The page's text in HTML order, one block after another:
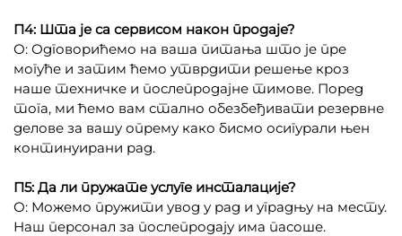
П4: Шта је са сервисом након продаје?
О: Одговорићемо на ваша питања што је пре
могуће и затим ћемо утврдити решење кроз
наше техничке и послепродајне тимове. Поред
тога, ми ћемо вам стално обезбеђивати резервне
делове за вашу опрему како бисмо осигурали њен
континуирани рад.
П5: Да ли пружате услуге инсталације?
О: Можемо пружити увод у рад и уградњу на месту.
Наш персонал за послепродају има пасоше.